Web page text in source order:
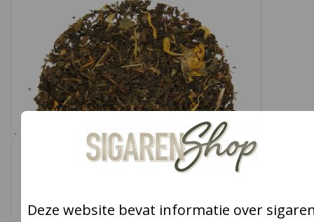
Cadeau
Snoep
Aanbiedingen
BlogDeze website bevat informatie over